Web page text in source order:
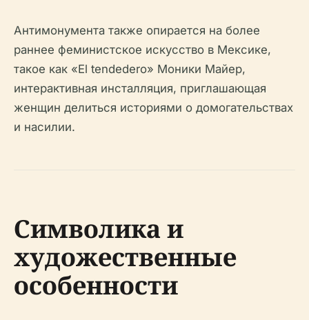
Антимонумента также опирается на более
раннее феминистское искусство в Мексике,
такое как «El tendedero» Моники Майер,
интерактивная инсталляция, приглашающая
женщин делиться историями о домогательствах
и насилии.
Символика и
художественные
особенности